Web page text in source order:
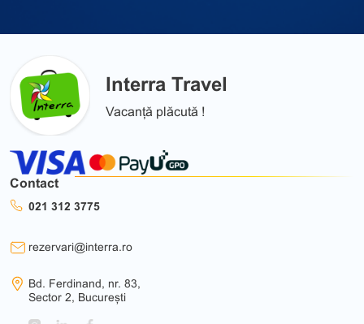
Interra Travel
Vacanță plăcută !
Contact
021 312 3775
rezervari@interra.ro
Bd. Ferdinand, nr. 83,
Sector 2, București